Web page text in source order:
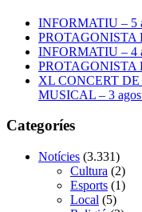
INFORMATIU – 5
PROTAGONISTA
INFORMATIU – 4
PROTAGONISTA
XL CONCERT
MUSICAL – 3
Categoríes
Notícies (3.331)
Cultura (2)
Esports (1)
Local (5)